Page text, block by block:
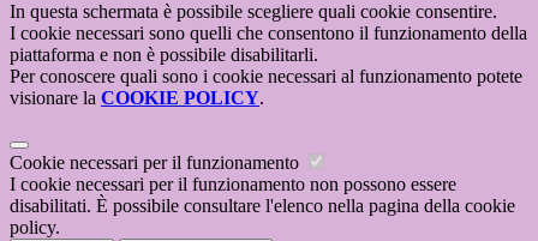
In questa schermata è possibile scegliere quali cookie consentire.
I cookie necessari sono quelli che consentono il funzionamento della
piattaforma e non è possibile disabilitarli.
Per conoscere quali sono i cookie necessari al funzionamento potete
visionare la COOKIE POLICY.
Cookie necessari per il funzionamento
I cookie necessari per il funzionamento non possono essere
disabilitati. È possibile consultare l'elenco nella pagina della cookie
policy.